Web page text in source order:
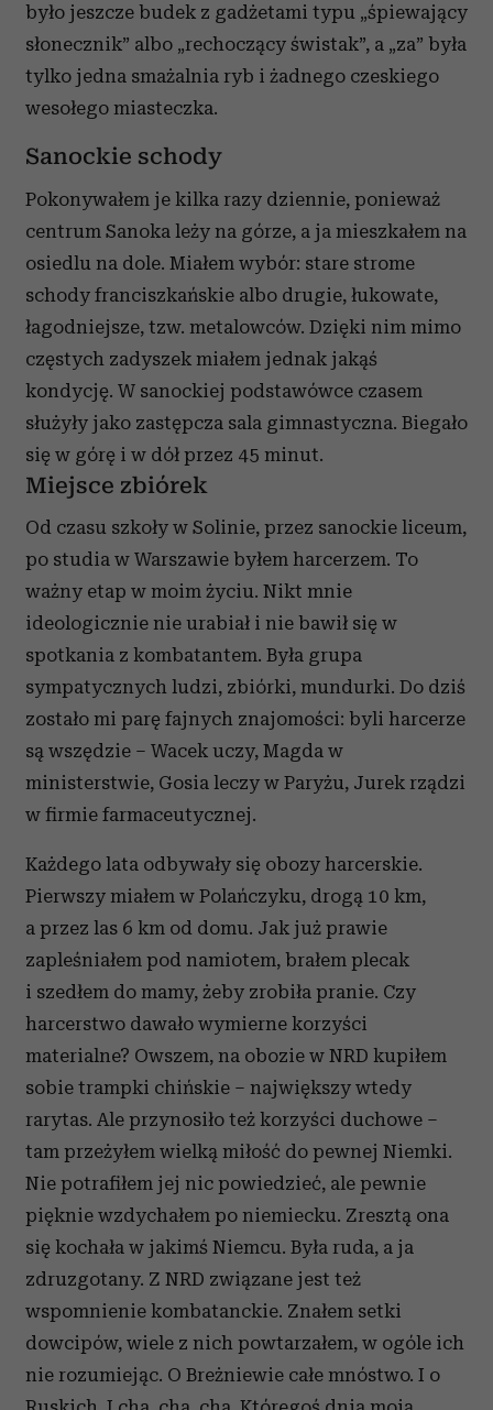
było jeszcze budek z gadżetami typu „śpiewający
słonecznik” albo „rechoczący świstak”, a „za” była
tylko jedna smażalnia ryb i żadnego czeskiego
wesołego miasteczka.
Sanockie schody
Pokonywałem je kilka razy dziennie, ponieważ
centrum Sanoka leży na górze, a ja mieszkałem na
osiedlu na dole. Miałem wybór: stare strome
schody franciszkańskie albo drugie, łukowate,
łagodniejsze, tzw. metalowców. Dzięki nim mimo
częstych zadyszek miałem jednak jakąś
kondycję. W sanockiej podstawówce czasem
służyły jako zastępcza sala gimnastyczna. Biegało
się w górę i w dół przez 45 minut.
Miejsce zbiórek
Od czasu szkoły w Solinie, przez sanockie liceum,
po studia w Warszawie byłem harcerzem. To
ważny etap w moim życiu. Nikt mnie
ideologicznie nie urabiał i nie bawił się w
spotkania z kombatantem. Była grupa
sympatycznych ludzi, zbiórki, mundurki. Do dziś
zostało mi parę fajnych znajomości: byli harcerze
są wszędzie – Wacek uczy, Magda w
ministerstwie, Gosia leczy w Paryżu, Jurek rządzi
w firmie farmaceutycznej.
Każdego lata odbywały się obozy harcerskie.
Pierwszy miałem w Polańczyku, drogą 10 km,
a przez las 6 km od domu. Jak już prawie
zapleśniałem pod namiotem, brałem plecak
i szedłem do mamy, żeby zrobiła pranie. Czy
harcerstwo dawało wymierne korzyści
materialne? Owszem, na obozie w NRD kupiłem
sobie trampki chińskie – największy wtedy
rarytas. Ale przynosiło też korzyści duchowe –
tam przeżyłem wielką miłość do pewnej Niemki.
Nie potrafiłem jej nic powiedzieć, ale pewnie
pięknie wzdychałem po niemiecku. Zresztą ona
się kochała w jakimś Niemcu. Była ruda, a ja
zdruzgotany. Z NRD związane jest też
wspomnienie kombatanckie. Znałem setki
dowcipów, wiele z nich powtarzałem, w ogóle ich
nie rozumiejąc. O Breżniewie całe mnóstwo. I o